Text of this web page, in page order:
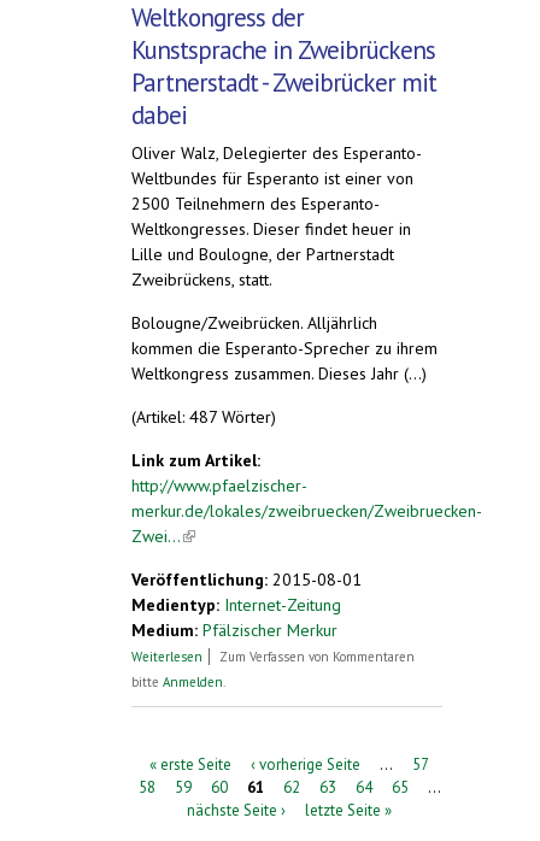
Weltkongress der
Kunstsprache in Zweibrückens
Partnerstadt - Zweibrücker mit
dabei
Oliver Walz, Delegierter des Esperanto-
Weltbundes für Esperanto ist einer von
2500 Teilnehmern des Esperanto-
Weltkongresses. Dieser findet heuer in
Lille und Boulogne, der Partnerstadt
Zweibrückens, statt.
Bolougne/Zweibrücken. Alljährlich
kommen die Esperanto-Sprecher zu ihrem
Weltkongress zusammen. Dieses Jahr (...)
(Artikel: 487 Wörter)
Link zum Artikel:
http://www.pfaelzischer-
merkur.de/lokales/zweibruecken/Zweibruecken-
Zwei...(link is external)
Veröffentlichung: 2015-08-01
Medientyp: Internet-Zeitung
Medium: Pfälzischer Merkur
Weiterlesen über Esperanto-Kongress in Boulogne
Zum Verfassen von Kommentaren
bitte Anmelden.
Seiten« erste Seite ‹ vorherige Seite …
57
58
59 60 61 62 63 64 65
…
nächste Seite ›
letzte Seite »